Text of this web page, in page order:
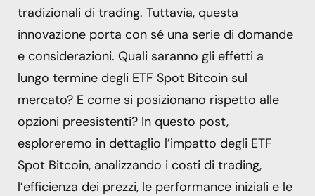
tradizionali di trading. Tuttavia, questa
innovazione porta con sé una serie di domande
e considerazioni. Quali saranno gli effetti a
lungo termine degli ETF Spot Bitcoin sul
mercato? E come si posizionano rispetto alle
opzioni preesistenti? In questo post,
esploreremo in dettaglio l’impatto degli ETF
Spot Bitcoin, analizzando i costi di trading,
l’efficienza dei prezzi, le performance iniziali e le